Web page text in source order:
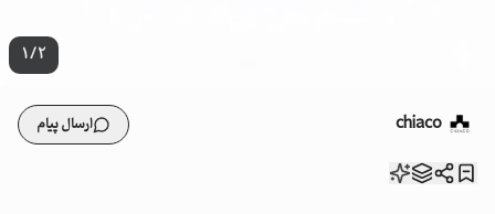
2
/
1
chiaco ارسال پیام